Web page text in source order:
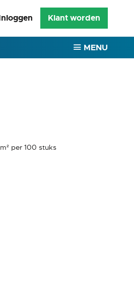
Klant worden
MENU
per 100 stuks